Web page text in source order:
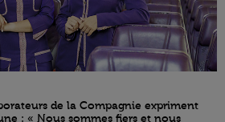
de la Compagnie expriment
: « Nous sommes fiers et nous